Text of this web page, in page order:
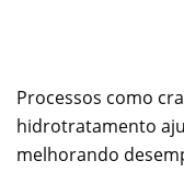
Processos como
hidrotratamento
melhorando